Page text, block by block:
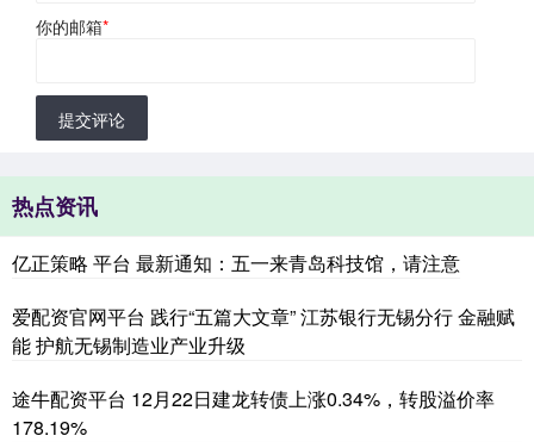
你的邮箱*
提交评论
热点资讯
亿正策略 平台 最新通知：五一来青岛科技馆，请注意
爱配资官网平台 践行“五篇大文章” 江苏银行无锡分行 金融赋
能 护航无锡制造业产业升级
途牛配资平台 12月22日建龙转债上涨0.34%，转股溢价率
178.19%